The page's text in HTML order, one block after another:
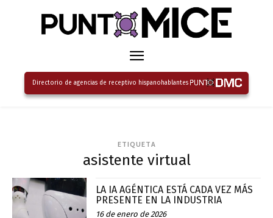
Directorio de agencias de receptivo hispanohablantes
ETIQUETA
asistente virtual
LA IA AGÉNTICA ESTÁ CADA VEZ MÁS
PRESENTE EN LA INDUSTRIA
16 de enero de 2026